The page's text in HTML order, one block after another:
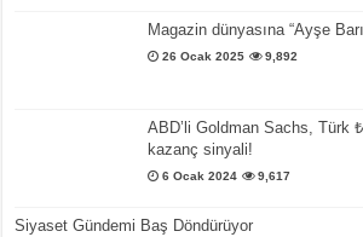
Magazin dünyasına “Ayşe
26 Ocak 2025 9,892
ABD’li Goldman Sachs, Türk
kazanç sinyali!
6 Ocak 2024 9,617
Siyaset Gündemi Baş Döndürüyor